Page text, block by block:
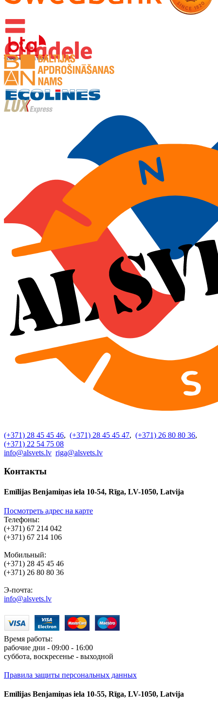
(+371) 28 45 45 46, (+371) 28 45 45 47, (+371) 26 80 80 36,
(+371) 22 54 75 08
info@alsvets.lv riga@alsvets.lv
Контакты
Emīlijas Benjamiņas iela 10-54, Rīga, LV-1050, Latvija
Посмотреть адрес на карте
Телефоны:
(+371) 67 214 042
(+371) 67 214 106
Мобильный:
(+371) 28 45 45 46
(+371) 26 80 80 36
Э-почта:
info@alsvets.lv
Время работы:
рабочие дни - 09:00 - 16:00
суббота, воскресенье - выходной
Правила защиты персональных данных
Emīlijas Benjamiņas iela 10-55, Rīga, LV-1050, Latvija